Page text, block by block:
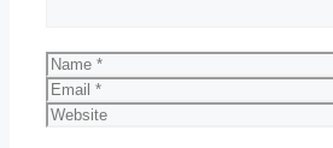
Name
Email
Website